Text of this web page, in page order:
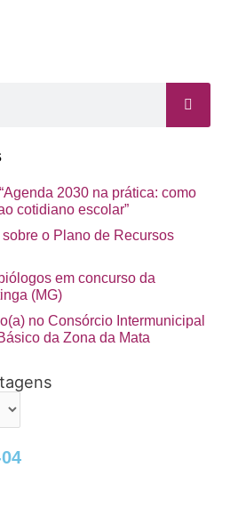
2030 na prática: como
cotidiano escolar”
o Plano de Recursos
em concurso da
(MG)
no Consórcio Intermunicipal
da Zona da Mata